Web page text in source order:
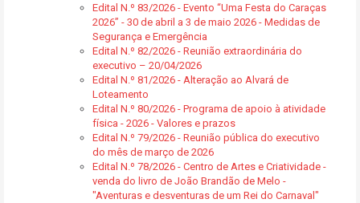
Edital N.º 83/2026 - Evento “Uma Festa do Caraças
2026” - 30 de abril a 3 de maio 2026 - Medidas de
Segurança e Emergência
Edital N.º 82/2026 - Reunião extraordinária do
executivo – 20/04/2026
Edital N.º 81/2026 - Alteração ao Alvará de
Loteamento
Edital N.º 80/2026 - Programa de apoio à atividade
física - 2026 - Valores e prazos
Edital N.º 79/2026 - Reunião pública do executivo
do mês de março de 2026
Edital N.º 78/2026 - Centro de Artes e Criatividade -
venda do livro de João Brandão de Melo -
"Aventuras e desventuras de um Rei do Carnaval"